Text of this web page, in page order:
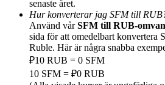
senaste året.
Hur konverterar jag SFM till
Använd vårSFM till RUB-
sida för att omedelbart konvertera
Ruble. Här är några snabba
₽10 RUB = 0 SFM
10 SFM = ₽0 RUB